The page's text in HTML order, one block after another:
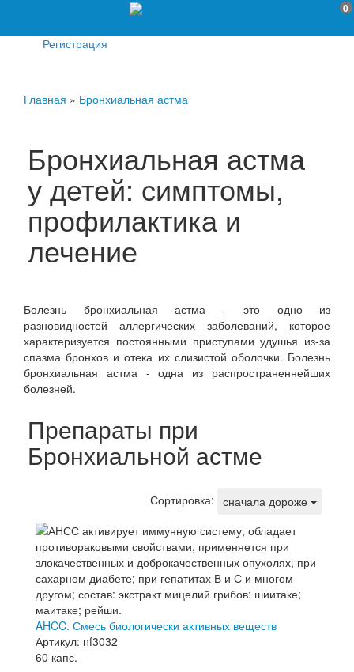
0
Регистрация
Главная » Бронхиальная астма
Бронхиальная астма
у детей: симптомы,
профилактика и
лечение
Болезнь бронхиальная астма - это одно из
разновидностей аллергических заболеваний, которое
характеризуется постоянными приступами удушья из-за
спазма бронхов и отека их слизистой оболочки. Болезнь
бронхиальная астма - одна из распространеннейших
болезней.
Препараты при
Бронхиальной астме
Сортировка: сначала дороже
AHCC. Смесь биологически активных веществ
Артикул: nf3032
60 капс.